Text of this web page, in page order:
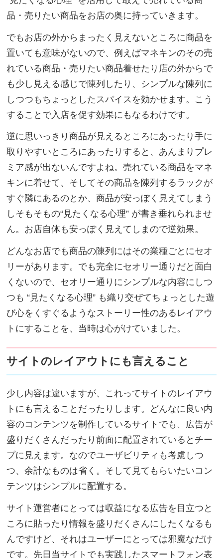
品・売りたい商品をお店の奥に持っていきます。
でもお店の外からまったく見えないところに商品を
置いても意味がないので、例えばマネキンのその売
れている商品・売りたい商品着せたり店の外からで
も少し見える感じで陳列したり、シンプルな陳列に
しつつもちょっとしたスパイスを効かせます。こう
することで入店を促す効果にもなるわけです。
逆に思いっきり商品が見えるところにあったり手に
取りやすいところにあったりすると、あんまりプレ
ミア感が出ないんですよね。売れている商品をマネ
キンに着せて、そしてその商品を陳列するラックが
すぐ隣にあるのとか、商品が安っぽく見えてしまう
しそもそもの“見たくなる心理” が書き垂れられませ
ん。お店自体も安っぽく見えてしまので逆効果。
どんなお店でも商品の陳列にはその業種ごとにセオ
リーがあります。でも完全にセオリー通りだと面白
くないので、セオリー通りにシンプルな内容にしつ
つも “見たくなる心理” も織り交ぜてちょっとした遊
び心をくすぐるようなストーリー性のあるレイアウ
トにすることを、当時は心がけていました。
サイトのレイアウトにも言えること
少し内容は違いますが、これってサイトのレイアウ
トにも言えることだったりします。どんなに良い内
容のコンテンツを制作しているサイトでも、広告が
盛りだくさんだったり前面に配置されているとチー
プに見えます。なのでユーザビリティも考慮しつ
つ、余計なものは省く。そして見てもらいたいコン
テンツはシンプルに配置する。
サイト運営者にとっては収益になる広告を目立つと
ころに貼ったり情報を盛りだくさんにしたくなるも
んですけど、それはユーザーにとっては邪魔なだけ
です。先日当サイトでも実践したスマートフォン表